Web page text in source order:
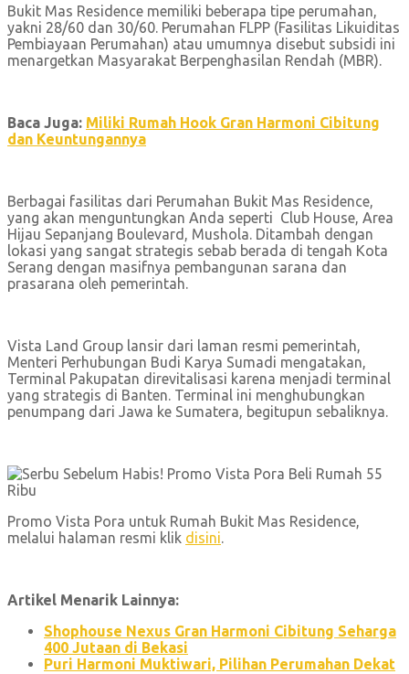
Bukit Mas Residence memiliki beberapa tipe perumahan,
yakni 28/60 dan 30/60. Perumahan FLPP (Fasilitas Likuiditas
Pembiayaan Perumahan) atau umumnya disebut subsidi ini
menargetkan Masyarakat Berpenghasilan Rendah (MBR).
Baca Juga: Miliki Rumah Hook Gran Harmoni Cibitung
dan Keuntungannya
Berbagai fasilitas dari Perumahan Bukit Mas Residence,
yang akan menguntungkan Anda seperti Club House, Area
Hijau Sepanjang Boulevard, Mushola. Ditambah dengan
lokasi yang sangat strategis sebab berada di tengah Kota
Serang dengan masifnya pembangunan sarana dan
prasarana oleh pemerintah.
Vista Land Group lansir dari laman resmi pemerintah,
Menteri Perhubungan Budi Karya Sumadi mengatakan,
Terminal Pakupatan direvitalisasi karena menjadi terminal
yang strategis di Banten. Terminal ini menghubungkan
penumpang dari Jawa ke Sumatera, begitupun sebaliknya.
Promo Vista Pora untuk Rumah Bukit Mas Residence,
melalui halaman resmi klik disini.
Artikel Menarik Lainnya:
Shophouse Nexus Gran Harmoni Cibitung Seharga
400 Jutaan di Bekasi
Puri Harmoni Muktiwari, Pilihan Perumahan Dekat